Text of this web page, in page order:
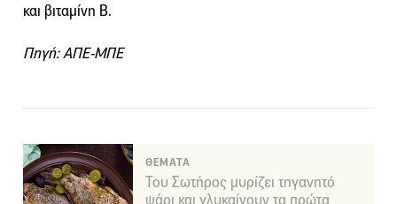
και βιταμίνη Β.
Πηγή: ΑΠΕ-ΜΠΕ
ΘΕΜΑΤΑ
Του Σωτήρος μυρίζει τηγανητό
ψάρι και γλυκαίνουν τα πρώτα